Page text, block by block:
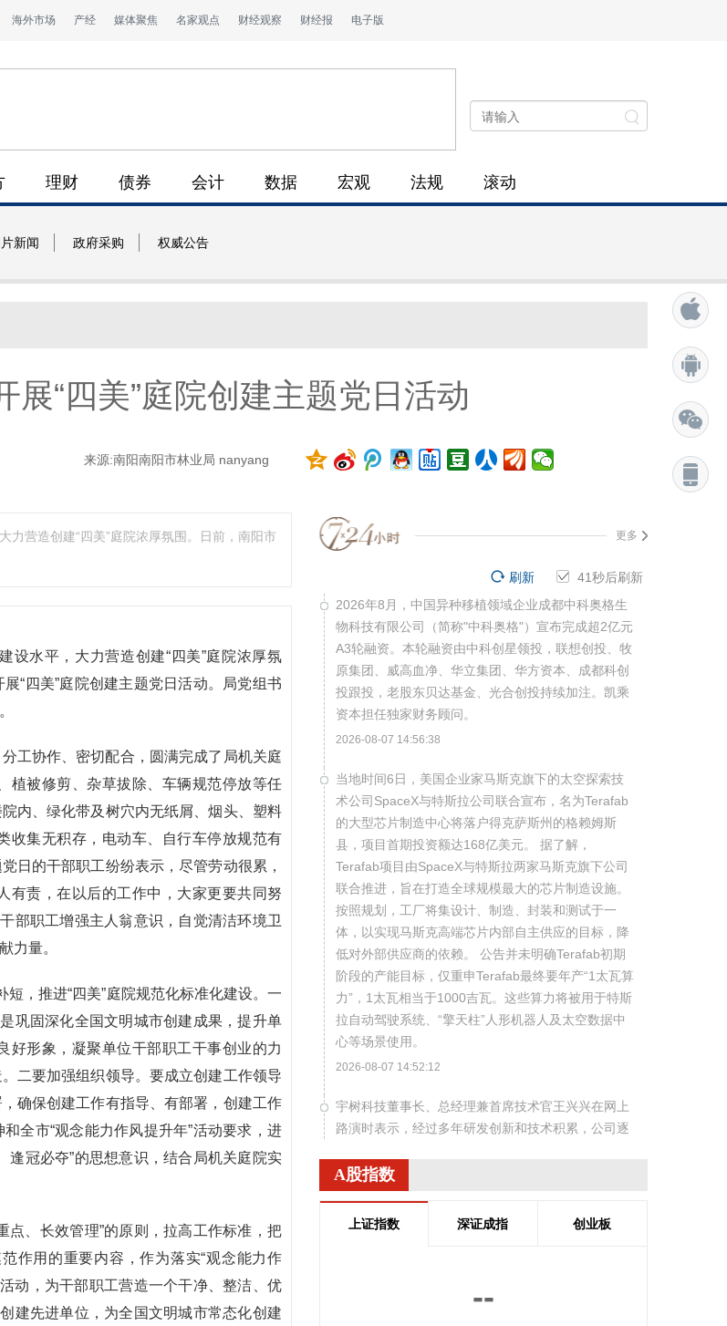
海外市场 产经 媒体聚焦 名家观点 财经观察 财经报 电子版
理财 债券 会计 数据 宏观 法规 滚动
新闻 政府采购 权威公告
展“四美”庭院创建主题党日活动
来源:南阳南阳市林业局 nanyang
营造创建“四美”庭院浓厚氛围。日前，南阳市
设水平，大力营造创建“四美”庭院浓厚氛
“四美”庭院创建主题党日活动。局党组书
工协作、密切配合，圆满完成了局机关庭
植被修剪、杂草拔除、车辆规范停放等任
内、绿化带及树穴内无纸屑、烟头、塑料
收集无积存，电动车、自行车停放规范有
日的干部职工纷纷表示，尽管劳动很累，
有责，在以后的工作中，大家更要共同努
部职工增强主人翁意识，自觉清洁环境卫
力量。
，推进“四美”庭院规范化标准化建设。一
巩固深化全国文明城市创建成果，提升单
好形象，凝聚单位干部职工干事创业的力
二要加强组织领导。要成立创建工作领导
确保创建工作有指导、有部署，创建工作
全市“观念能力作风提升年”活动要求，进
逢冠必夺”的思想意识，结合局机关庭院实
点、长效管理”的原则，拉高工作标准，把
作用的重要内容，作为落实“观念能力作
动，为干部职工营造一个干净、整洁、优
建先进单位，为全国文明城市常态化创建
更多
40秒后刷新
刷新
2026年8月，中国异种移植领域企业成都中科奥格生
物科技有限公司（简称"中科奥格"）宣布完成超2亿元
A3轮融资。本轮融资由中科创星领投，联想创投、牧
原集团、威高血净、华立集团、华方资本、成都科创
投跟投，老股东贝达基金、光合创投持续加注。凯乘
资本担任独家财务顾问。
2026-08-07 14:56:38
当地时间6日，美国企业家马斯克旗下的太空探索技
术公司SpaceX与特斯拉公司联合宣布，名为Terafab
的大型芯片制造中心将落户得克萨斯州的格赖姆斯
县，项目首期投资额达168亿美元。 据了解，
Terafab项目由SpaceX与特斯拉两家马斯克旗下公司
联合推进，旨在打造全球规模最大的芯片制造设施。
按照规划，工厂将集设计、制造、封装和测试于一
体，以实现马斯克高端芯片内部自主供应的目标，降
低对外部供应商的依赖。 公告并未明确Terafab初期
阶段的产能目标，仅重申Terafab最终要年产“1太瓦算
力”，1太瓦相当于1000吉瓦。这些算力将被用于特斯
拉自动驾驶系统、“擎天柱”人形机器人及太空数据中
心等场景使用。
2026-08-07 14:52:12
宇树科技董事长、总经理兼首席技术官王兴兴在网上
路演时表示，经过多年研发创新和技术积累，公司逐
身体集成技术、机器人激光雷达全自研核心技术等多
项已商业化应用的核心技术并已应用于公司的高性能
通用人形机器人、四足机器人等产品。在此基础上，
并持续进行技术更新迭代。
A股指数
上证指数 深证成指 创业板
--